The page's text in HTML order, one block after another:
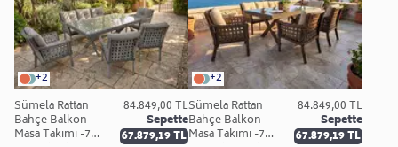
+2
Sümela Rattan
Bahçe Balkon
Masa Takımı -7
84.849,00 TL
Sepette
67.879,19 TL
+2
Sümela Rattan
Bahçe Balkon
Masa Takımı -7
84.849,00 TL
Sepette
67.879,19 TL